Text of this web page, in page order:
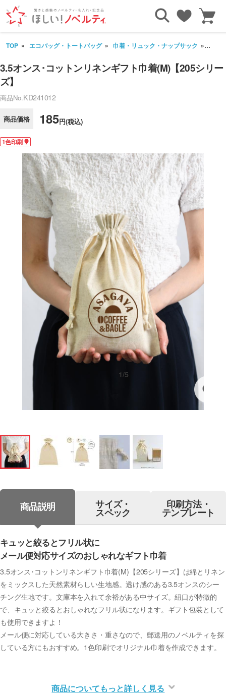
TOP エコバッグ・トートバッグ 巾着・リュック・ナップサック 3.5オ
3.5オンス･コットンリネンギフト巾着(M)【205シリー
ズ】
商品No.KD241012
商品価格 185円(税込)
1色印刷
1/5
商品説明 サイズ・
スペック
印刷方法・
テンプレート
キュッと絞るとフリル状に
メール便対応サイズのおしゃれなギフト巾着
3.5オンス･コットンリネンギフト巾着(M)【205シリーズ】は綿とリネン
をミックスした天然素材らしい生地感。透け感のある3.5オンスのシー
チング生地です。文庫本を入れて余裕がある中サイズ。紐口が特徴的
で、キュッと絞るとおしゃれなフリル状になります。ギフト包装として
も使用できますよ！
メール便に対応している大きさ・重さなので、郵送用のノベルティを探
している方にもおすすめ。1色印刷でオリジナル巾着を作成できます。
商品についてもっと詳しく見る